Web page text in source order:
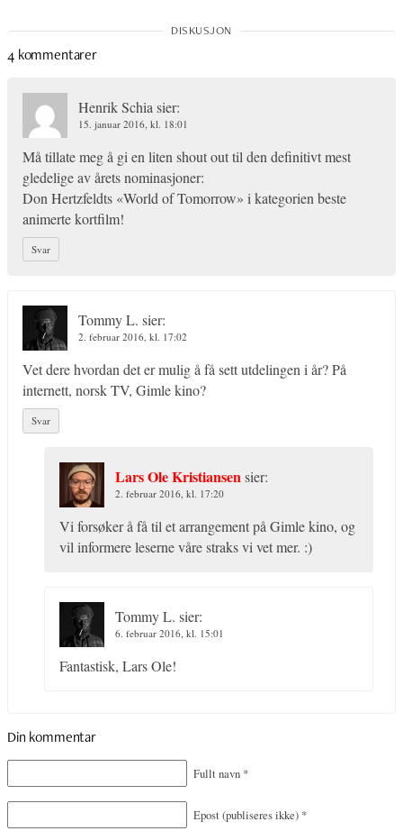
4 kommentarer
Henrik Schia sier:
15. januar 2016, kl. 18:01
Må tillate meg å gi en liten shout out til den definitivt mest
gledelige av årets nominasjoner:
Don Hertzfeldts «World of Tomorrow» i kategorien beste
animerte kortfilm!
Svar
Tommy L. sier:
2. februar 2016, kl. 17:02
Vet dere hvordan det er mulig å få sett utdelingen i år? På
internett, norsk TV, Gimle kino?
Svar
Lars Ole Kristiansensier:
2. februar 2016, kl. 17:20
Vi forsøker å få til et arrangement på Gimle kino, og
vil informere leserne våre straks vi vet mer. :)
Tommy L. sier:
6. februar 2016, kl. 15:01
Fantastisk, Lars Ole!
Din kommentar
Fullt navn *
Epost(publiseres ikke) *